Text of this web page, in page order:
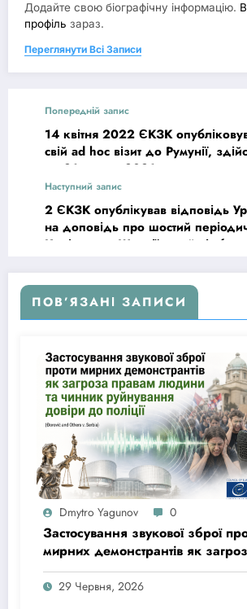
Додайте свою біографічну інформацію.
профіль зараз.
Переглянути Всі Записи
Попередній запис
14 квітня 2022 ЄКЗК
свій ad hoc візит до Румунії,
по 21 травня 2021 року
Наступний запис
2 ЄКЗК опублікував відповідь
на доповідь про шостий
Комітету до Швеції, який
ПОВ’ЯЗАНІ ЗАПИСИ
Dmytro Yagunov 0
Застосування звукової зброї
мирних демонстрантів як
правам людини та руйнування
до поліції (Đorović and Others v.
29 Червня, 2026